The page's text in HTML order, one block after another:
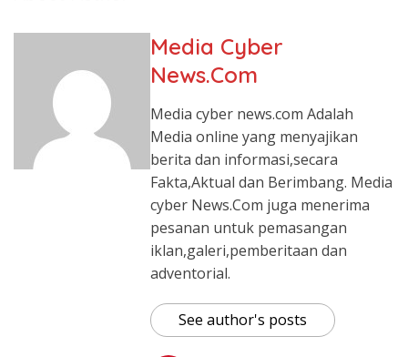
Media Cyber
News.Com
Media cyber news.com Adalah
Media online yang menyajikan
berita dan informasi,secara
Fakta,Aktual dan Berimbang. Media
cyber News.Com juga menerima
pesanan untuk pemasangan
iklan,galeri,pemberitaan dan
adventorial.
See author's posts